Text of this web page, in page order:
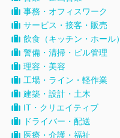
事務・オフィスワーク
サービス・接客・販売
飲食（キッチン・ホール）
警備・清掃・ビル管理
理容・美容
工場・ライン・軽作業
建築・設計・土木
IT・クリエイティブ
ドライバー・配送
医療・介護・福祉